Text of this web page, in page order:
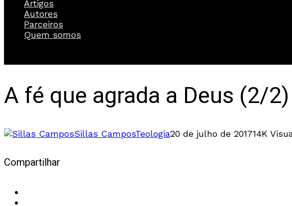
Artigos
Autores
Parceiros
Quem somos
A fé que agrada a Deus (2/2)
Sillas CamposTeologia20 de julho de 201714K
Compartilhar